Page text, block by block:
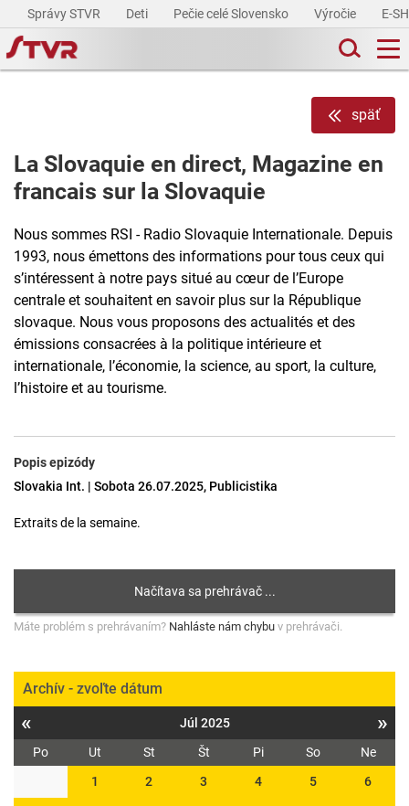
Správy STVR Deti Pečie celé Slovensko Výročie E-
späť
La Slovaquie en direct, Magazine en
francais sur la Slovaquie
Nous sommes RSI - Radio Slovaquie Internationale. Depuis
1993, nous émettons des informations pour tous ceux qui
s’intéressent à notre pays situé au cœur de l’Europe
centrale et souhaitent en savoir plus sur la République
slovaque. Nous vous proposons des actualités et des
émissions consacrées à la politique intérieure et
internationale, l’économie, la science, au sport, la culture,
l’histoire et au tourisme.
Popis epizódy
Slovakia Int. | Sobota 26.07.2025, Publicistika
Extraits de la semaine.
Máte problém s prehrávaním? Nahláste nám chybu v prehrávači.
Archív - zvoľte dátum
« Júl 2025 »
Po Ut St Št Pi So
Ne
1
2 3 4 5 6